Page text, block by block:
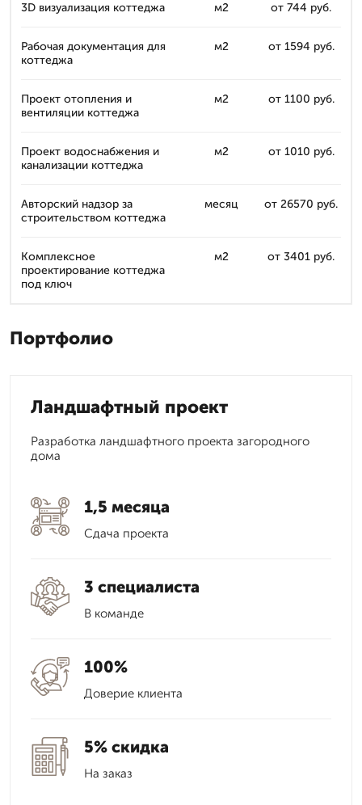
3D визуализация коттеджа м2 от 744 руб.
Рабочая документация для
коттеджа
м2 от 1594 руб.
Проект отопления и
вентиляции коттеджа
м2 от 1100 руб.
Проект водоснабжения и
канализации коттеджа
м2 от 1010 руб.
Авторский надзор за
строительством коттеджа
месяц от 26570 руб.
Комплексное
проектирование коттеджа
под ключ
м2 от 3401 руб.
Портфолио
Ландшафтный проект
Разработка ландшафтного проекта загородного
дома
1,5 месяца
Сдача проекта
3 специалиста
В команде
100%
Доверие клиента
5% скидка
На заказ